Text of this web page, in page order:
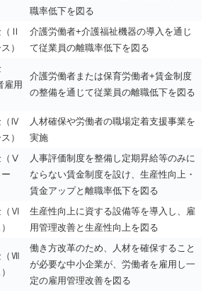
職率低下を図る
（Ⅱ
）
介護労働者+介護福祉機器の導入を通じ
て従業員の離職率低下を図る
雇用
介護労働者または保育労働者+賃金制度
の整備を通じて従業員の離職低下を図る
（Ⅳ
）
人材確保や労働者の職場定着支援事業を
実施
（Ⅴ
人事評価制度を整備し定期昇給等のみに
ならない賃金制度を設け、生産性向上・
賃金アップと離職率低下を図る
（Ⅵ
生産性向上に資する設備等を導入し、雇
用管理改善と生産性向上を図る
（Ⅶ
働き方改革のため、人材を確保すること
が必要な中小企業が、労働者を雇用し一
定の雇用管理改善を図る